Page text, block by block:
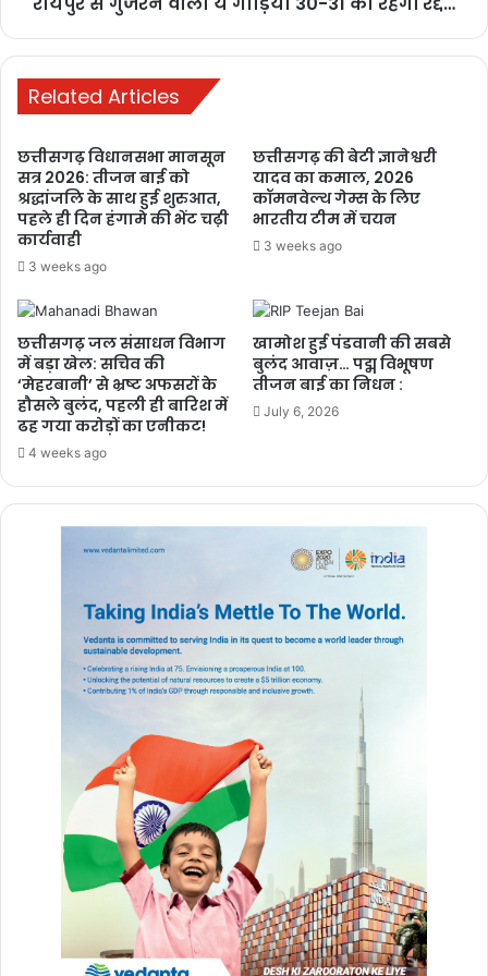
PM ने ‘मन की बात’ में की कोरबा के जल
संरक्षण मॉडल की सराहना, ISRO तकनीक से
बढ़ा भूजल स्तर
1 week ago
Vanshika Pandey
buland chhattisgarh chhattisgarh
बुलंद छत्तीसगढ़
Related Articles
छत्तीसगढ़ विधानसभा मानसून
सत्र 2026: तीजन बाई को
श्रद्धांजलि के साथ हुई शुरुआत,
पहले ही दिन हंगामे की भेंट चढ़ी
कार्यवाही
3 weeks ago
छत्तीसगढ़ की बेटी ज्ञानेश्वरी
यादव का कमाल, 2026
कॉमनवेल्थ गेम्स के लिए
भारतीय टीम में चयन
3 weeks ago
छत्तीसगढ़ जल संसाधन विभाग
में बड़ा खेल: सचिव की
‘मेहरबानी’ से भ्रष्ट अफसरों के
हौसले बुलंद, पहली ही बारिश में
ढह गया करोड़ों का एनीकट!
4 weeks ago
खामोश हुई पंडवानी की सबसे
बुलंद आवाज़… पद्म विभूषण
तीजन बाई का निधन :
July 6, 2026